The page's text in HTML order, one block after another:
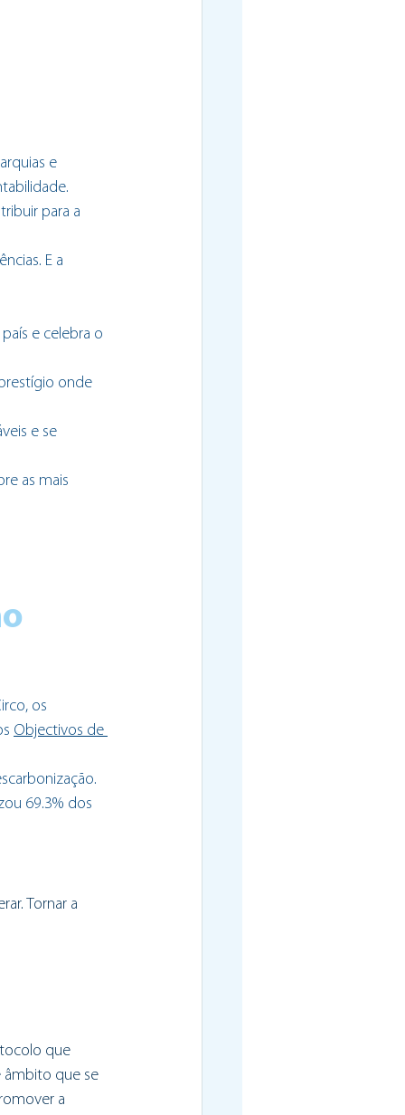
e
para a
E a
e celebra o
onde
e se
as mais
os
Objectivos de
69.3% dos
Tornar a
que
âmbito que se
a